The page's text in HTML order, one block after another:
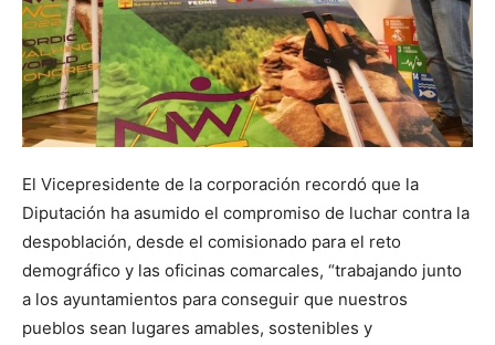
El Vicepresidente de la corporación recordó que la
Diputación ha asumido el compromiso de luchar contra la
despoblación, desde el comisionado para el reto
demográfico y las oficinas comarcales, “trabajando junto
a los ayuntamientos para conseguir que nuestros
pueblos sean lugares amables, sostenibles y